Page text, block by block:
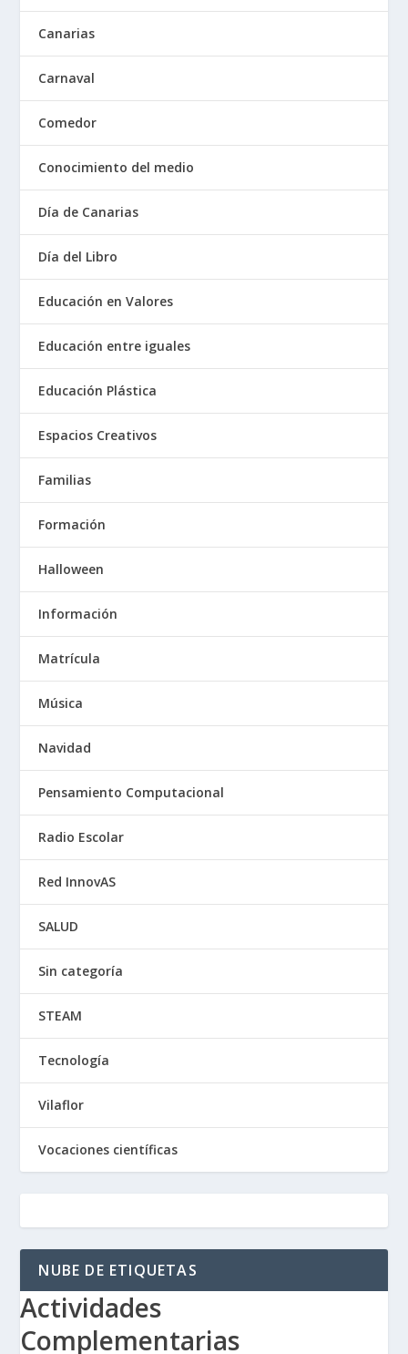
Canarias
Carnaval
Comedor
Conocimiento del medio
Día de Canarias
Día del Libro
Educación en Valores
Educación entre iguales
Educación Plástica
Espacios Creativos
Familias
Formación
Halloween
Información
Matrícula
Música
Navidad
Pensamiento Computacional
Radio Escolar
Red InnovAS
SALUD
Sin categoría
STEAM
Tecnología
Vilaflor
Vocaciones científicas
NUBE DE ETIQUETAS
Actividades
Complementarias